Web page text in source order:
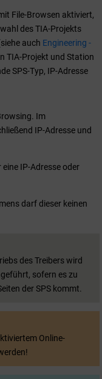
File-Browsen aktiviert,
des TIA-Projekts
auch Engineering -
TIA-Projekt und Station
SPS-Typ, IP-Adresse
Im
IP-Adresse und
IP-Adresse oder
darf dieser keinen
des Treibers wird
sofern es zu
der SPS kommt.
Online-